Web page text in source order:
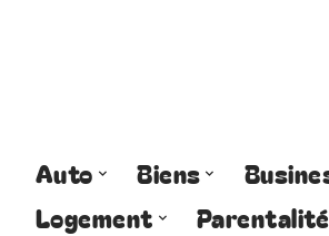
Auto Biens
Logement
Parentalité